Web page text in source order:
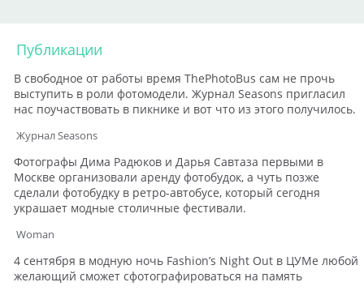
Публикации
В свободное от работы время ThePhotoBus сам не прочь
выступить в роли фотомодели. Журнал Seasons пригласил
нас поучаствовать в пикнике и вот что из этого получилось.
Журнал Seasons
Фотографы Дима Радюков и Дарья Савтаза первыми в
Москве организовали аренду фотобудок, а чуть позже
сделали фотобудку в ретро-автобусе, который сегодня
украшает модные столичные фестивали.
Woman
4 сентября в модную ночь Fashion’s Night Out в ЦУМе любой
желающий сможет сфотографироваться на память